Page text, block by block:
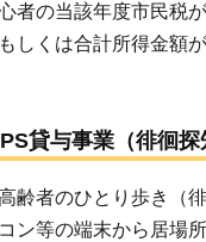
者の当該年度市民税
しくは合計所得金額
貸与事業（徘徊探
齢者のひとり歩き（
ン等の端末から居場